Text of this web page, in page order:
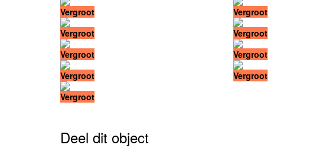
Vergroot
Vergroot
Vergroot
Vergroot
Vergroot
Vergroot
Vergroot
Vergroot
Vergroot
Deel dit object